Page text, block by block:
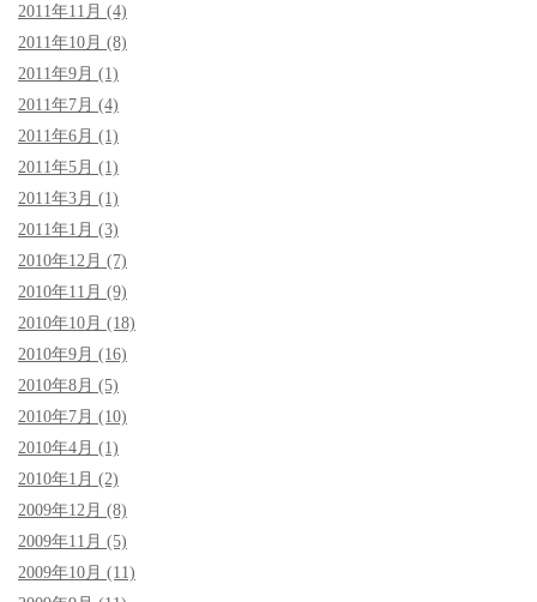
2011年11月 (4)
2011年10月 (8)
2011年9月 (1)
2011年7月 (4)
2011年6月 (1)
2011年5月 (1)
2011年3月 (1)
2011年1月 (3)
2010年12月 (7)
2010年11月 (9)
2010年10月 (18)
2010年9月 (16)
2010年8月 (5)
2010年7月 (10)
2010年4月 (1)
2010年1月 (2)
2009年12月 (8)
2009年11月 (5)
2009年10月 (11)